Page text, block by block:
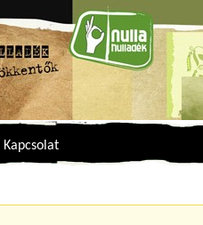
Kapcsolat